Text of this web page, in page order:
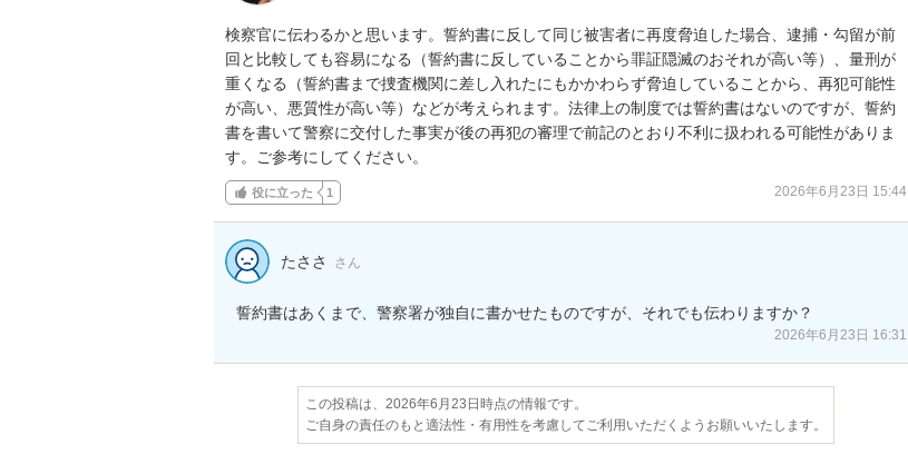
検察官に伝わるかと思います。誓約書に反して同じ被害者に再度脅迫した場合、逮捕・勾留が前
回と比較しても容易になる（誓約書に反していることから罪証隠滅のおそれが高い等）、量刑が
重くなる（誓約書まで捜査機関に差し入れたにもかかわらず脅迫していることから、再犯可能性
が高い、悪質性が高い等）などが考えられます。法律上の制度では誓約書はないのですが、誓約
書を書いて警察に交付した事実が後の再犯の審理で前記のとおり不利に扱われる可能性がありま
す。ご参考にしてください。
役に立った 1 2026年6月23日 15:44
たささ さん
誓約書はあくまで、警察署が独自に書かせたものですが、それでも伝わりますか？
2026年6月23日 16:31
この投稿は、2026年6月23日時点の情報です。
ご自身の責任のもと適法性・有用性を考慮してご利用いただくようお願いいたします。